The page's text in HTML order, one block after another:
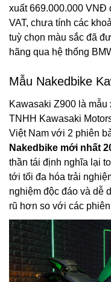
xuất 669.000.000 VNĐ
VAT, chưa tính các
tuỳ chọn màu sắc đã
hãng qua hệ thống
Mẫu Nakedbike
Kawasaki Z900 là mẫu
TNHH Kawasaki
Việt Nam với 2 phiên
Nakedbike mới nhất
thần tái định nghĩa lại
tới tối đa hóa trải
nghiệm độc đáo và dễ
rũ hơn so với các